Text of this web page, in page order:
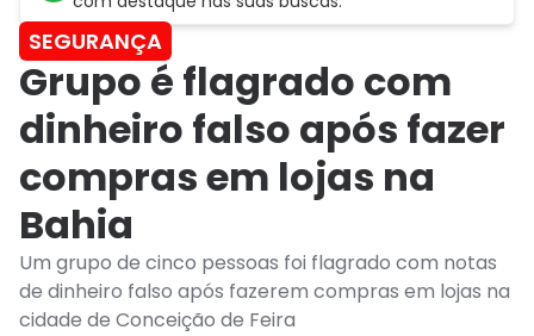
SEGURANÇA
Grupo é flagrado com
dinheiro falso após fazer
compras em lojas na
Bahia
Um grupo de cinco pessoas foi flagrado com notas
de dinheiro falso após fazerem compras em lojas na
cidade de Conceição de Feira